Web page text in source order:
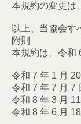
本規約の変更は
以上、当協会す
附則
本規約は、令和
令和 7 年 1 月
令和 7 年 7 月 7
令和 8 年 3 月
令和 8 年 6 月